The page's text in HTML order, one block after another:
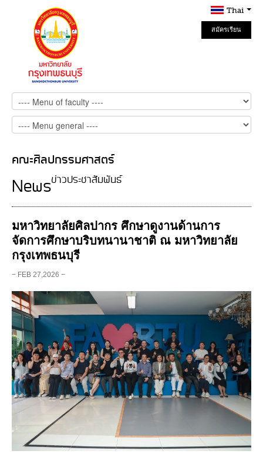
Thai
สมัครเรียน
Online
คณะศิลปกรรมศาสตร์
ข่าวประชาสัมพันธ์
News
มหาวิทยาลัยศิลปากร ศึกษาดูงานด้านการ
จัดการศึกษาบริบทนานาชาติ ณ มหาวิทยาลัย
กรุงเทพธนบุรี
− FEB 27,2026 −